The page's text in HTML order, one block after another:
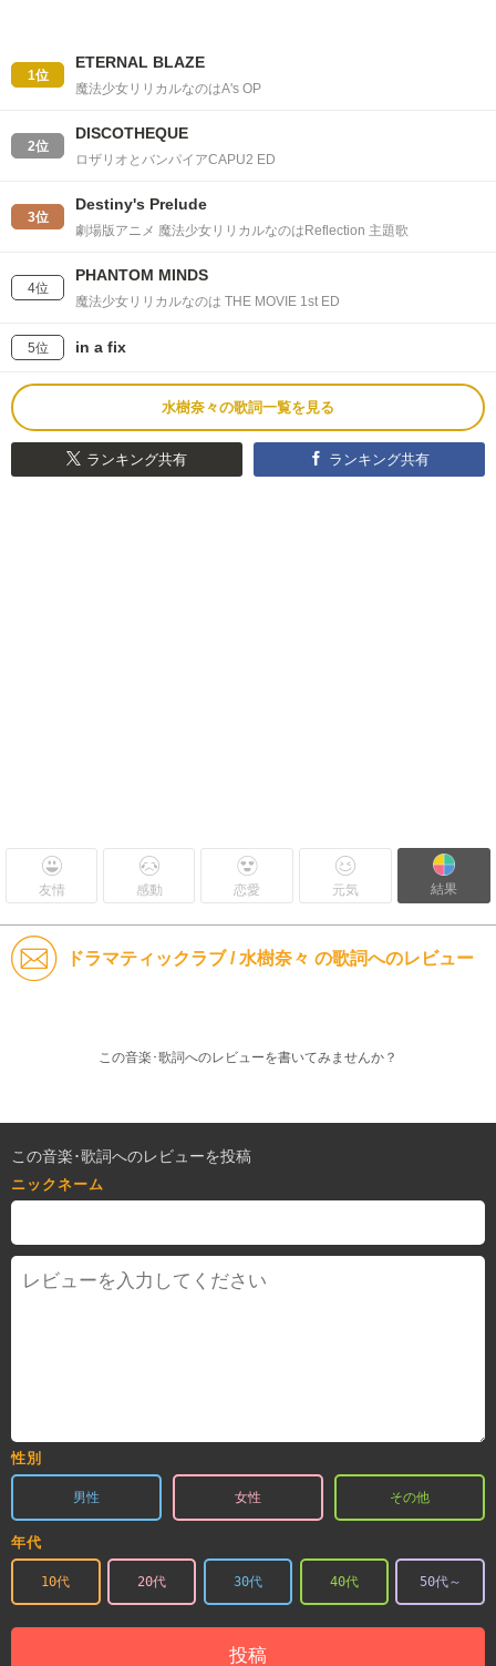
1位
ETERNAL BLAZE
魔法少女リリカルなのはA's OP
2位
DISCOTHEQUE
ロザリオとバンパイアCAPU2 ED
3位
Destiny's Prelude
劇場版アニメ 魔法少女リリカルなのはReflection 主題歌
4位
PHANTOM MINDS
魔法少女リリカルなのは THE MOVIE 1st ED
5位 in a fix
水樹奈々の歌詞一覧を見る
ランキング共有 ランキング共有
友情 感動 恋愛 元気 結果
ドラマティックラブ / 水樹奈々 の歌詞へのレビュー
この音楽･歌詞へのレビューを書いてみませんか？
この音楽･歌詞へのレビューを投稿
ニックネーム
性別
男性 女性 その他
年代
10代 20代 30代 40代 50代～
投稿